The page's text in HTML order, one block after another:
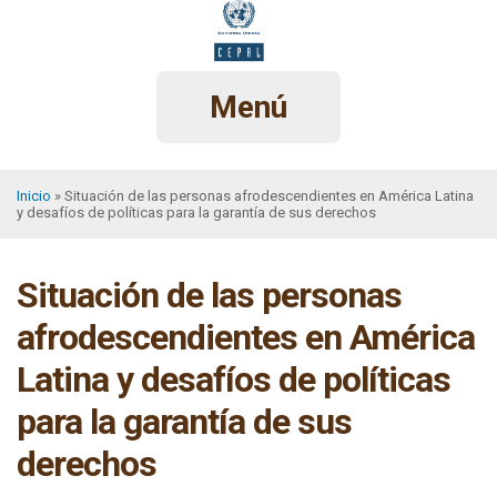
Menú
Sobrescribir
de
ayuda
a
la
navegación
Inicio
Situación de las personas afrodescendientes en América Latina
y desafíos de políticas para la garantía de sus derechos
Situación de las personas
afrodescendientes en América
Latina y desafíos de políticas
para la garantía de sus
derechos